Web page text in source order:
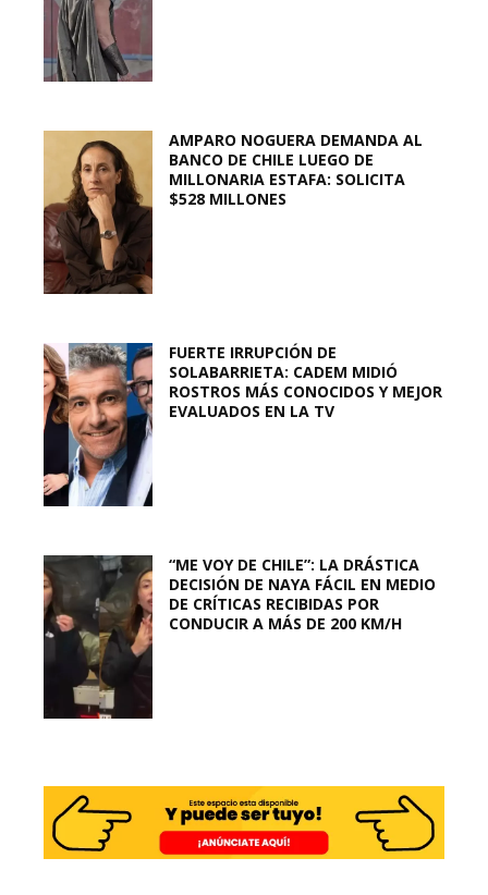
AMPARO NOGUERA DEMANDA AL
BANCO DE CHILE LUEGO DE
MILLONARIA ESTAFA: SOLICITA
$528 MILLONES
FUERTE IRRUPCIÓN DE
SOLABARRIETA: CADEM MIDIÓ
ROSTROS MÁS CONOCIDOS Y MEJOR
EVALUADOS EN LA TV
“ME VOY DE CHILE”: LA DRÁSTICA
DECISIÓN DE NAYA FÁCIL EN MEDIO
DE CRÍTICAS RECIBIDAS POR
CONDUCIR A MÁS DE 200 KM/H